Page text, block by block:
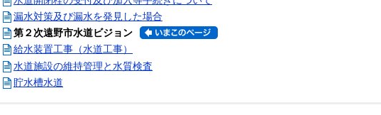
漏水対策及び漏水を発見した場合
第２次遠野市水道ビジョン
給水装置工事（水道工事）
水道施設の維持管理と水質検査
貯水槽水道